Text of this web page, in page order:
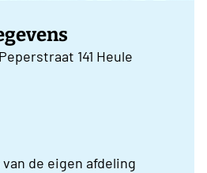
141 Heule
de eigen afdeling